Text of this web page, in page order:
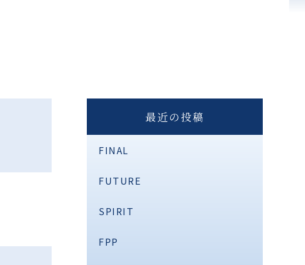
最近の投稿
FINAL
FUTURE
SPIRIT
FPP